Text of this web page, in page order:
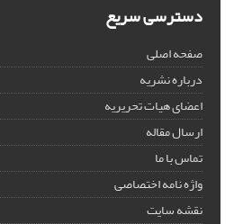
دسترسی سریع
صفحه اصلی
درباره نشریه
اعضای هیات تحریریه
ارسال مقاله
تماس با ما
واژه نامه اختصاصی
نقشه سایت